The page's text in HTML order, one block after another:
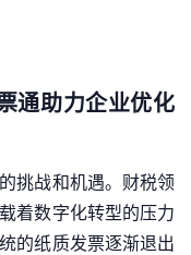
通助力企业优化
挑战和机遇。财税领
着数字化转型的压力
的纸质发票逐渐退出